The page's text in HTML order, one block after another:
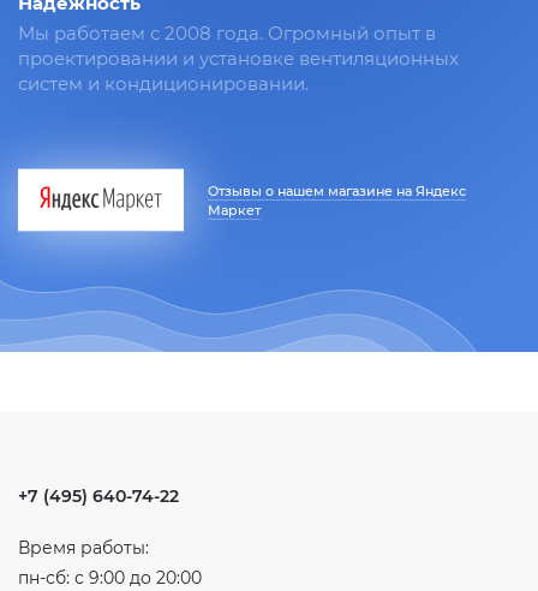
Мы работаем с 2008 года. Огромный опыт в
проектировании и установке вентиляционных
систем и кондиционировании.
Отзывы о нашем магазине на Яндекс
Маркет
+7 (495) 640-74-22
Время работы:
пн-сб: с 9:00 до 20:00